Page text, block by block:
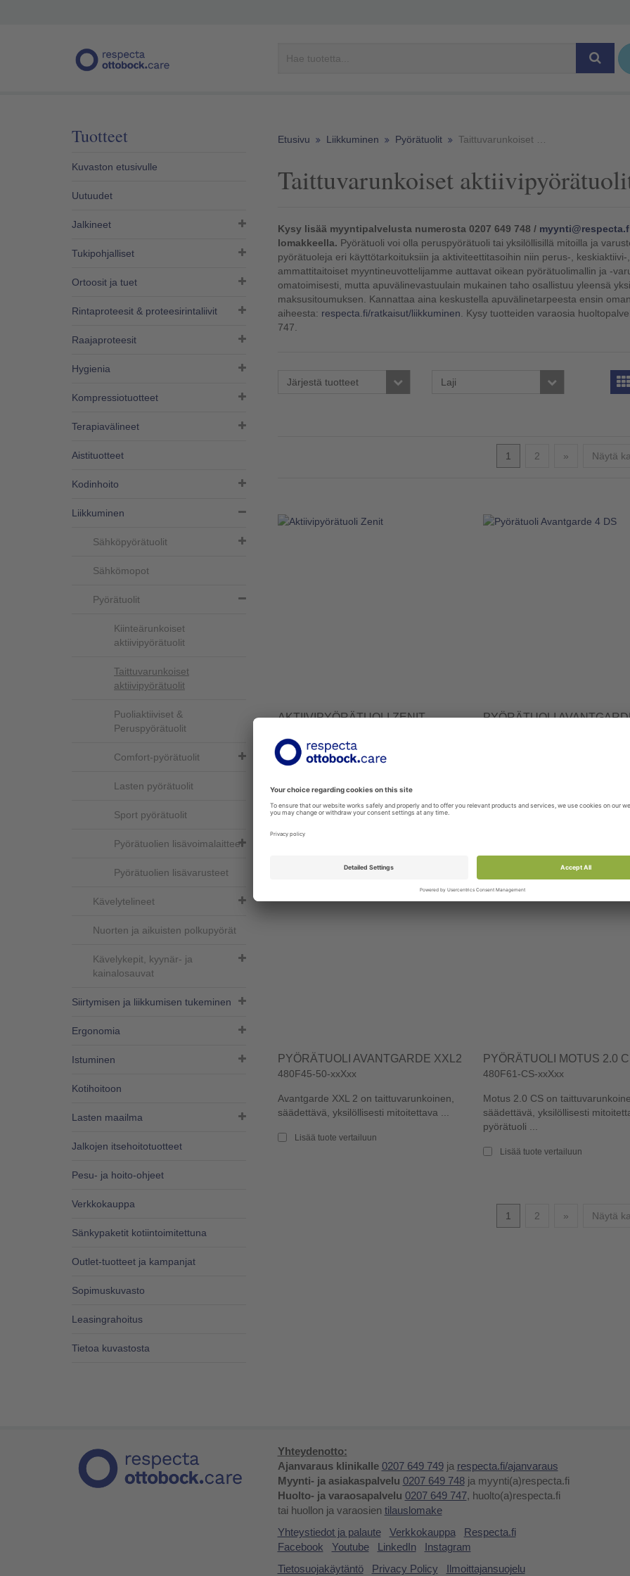
Tuotteet
Kuvaston etusivulle
Uutuudet
Jalkineet
Tukipohjalliset
Ortoosit ja tuet
Rintaproteesit & proteesirintaliivit​
Raajaproteesit
Hygienia
Kompressiotuotteet
Terapiavälineet
Aistituotteet
Kodinhoito
Liikkuminen
Sähköpyörätuolit
Sähkömopot
Pyörätuolit
Kiinteärunkoiset
aktiivipyörätuolit
Taittuvarunkoiset
aktiivipyörätuolit
Puoliaktiiviset &
Peruspyörätuolit
Comfort-pyörätuolit
Lasten pyörätuolit
Sport pyörätuolit
Pyörätuolien lisävoimalaitteet
Pyörätuolien lisävarusteet
Kävelytelineet
Nuorten ja aikuisten polkupyörät
Kävelykepit, kyynär- ja
kainalosauvat
Siirtymisen ja liikkumisen tukeminen
Ergonomia
Istuminen
Kotihoitoon
Lasten maailma
Jalkojen itsehoitotuotteet
Pesu- ja hoito-ohjeet
Verkkokauppa
Sänkypaketit kotiintoimitettuna
Outlet-tuotteet ja kampanjat
Sopimuskuvasto
Leasingrahoitus
Tietoa kuvastosta
Etusivu Liikkuminen Pyörätuolit Taittuvarunkoiset aktiivipyörätuolit
Taittuvarunkoiset
Kysy lisää myyntipalvelusta numerosta 0207 649 748 /
lomakkeella. Pyörätuoli voi olla peruspyörätuoli tai yksilöllisillä mitoilla ja
pyörätuoleja eri käyttötarkoituksiin ja aktiviteettitasoihin niin perus-,
ammattitaitoiset myyntineuvottelijamme auttavat oikean pyörätuolimallin ja -
omatoimisesti, mutta apuvälinevastuulain mukainen taho osallistuu yleensä
maksusitoumuksen. Kannattaa aina keskustella apuvälinetarpeesta ensin
aiheesta: respecta.fi/ratkaisut/liikkuminen . Kysy tuotteiden varaosia
747.
Järjestä tuotteet Laji
1 2 »Seuraava
Näytä
AKTIIVIPYÖRÄTUOLI ZENIT
Zenit on kevyt ja ketterä aktiivipyörätuoli.
moderni ...
Lisää tuote vertailuun
PYÖRÄTUOLI
Lisää tuote vertailuun
PYÖRÄTUOLI AVANTGARDE XXL2
480F45-50-xxXxx
Avantgarde XXL 2 on taittuvarunkoinen,
säädettävä, yksilöllisesti mitoitettava ...
Lisää tuote vertailuun
PYÖRÄTUOLI MOTUS 2.0
480F61-CS-xxXxx
Motus 2.0 CS on
säädettävä, yksilöllisesti
pyörätuoli ...
Lisää tuote vertailuun
1 2 »Seuraava
Näytä
Yhteydenotto:
Ajanvaraus klinikalle 0207 649 749ja respecta.fi/ajanvaraus
Myynti- ja asiakaspalvelu 0207 649 748ja myynti(a)respecta.fi
Huolto- ja varaosapalvelu 0207 649 747, huolto(a)respecta.fi
tai huollon ja varaosien tilauslomake
Yhteystiedot ja palaute
Verkkokauppa
Respecta.fi
Facebook
Youtube LinkedIn
Instagram
Tietosuojakäytäntö
Privacy Policy Ilmoittajansuojelu